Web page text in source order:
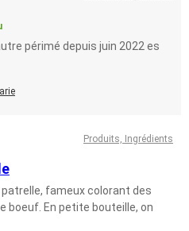
périmé depuis juin 2022 es
Produits, Ingrédients
fameux colorant des
boeuf. En petite bouteille, on